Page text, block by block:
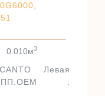
0.010м3
Левая
: